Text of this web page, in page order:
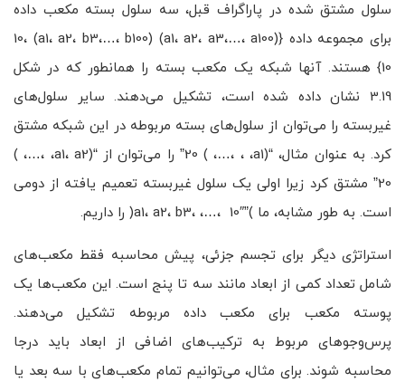
سلول مشتق شده در پاراگراف قبل، سه سلول بسته مکعب داده
برای مجموعه داده {(a1، a2، a3،…، a100) 10، (a1، a2، b3،…، b100)
10} هستند. آنها شبکه یک مکعب بسته را همانطور که در شکل
3.19 نشان داده شده است، تشکیل می‌دهند. سایر سلول‌های
غیربسته را می‌توان از سلول‌های بسته مربوطه در این شبکه مشتق
کرد. به عنوان مثال، “(a1، ، ،…، ) 20” را می‌توان از “(a1، a2، ،…، )
20” مشتق کرد زیرا اولی یک سلول غیربسته تعمیم یافته از دومی
است. به طور مشابه، ما )”a1، a2، b3، ،…، 10″( را داریم.
استراتژی دیگر برای تجسم جزئی، پیش محاسبه فقط مکعب‌های
شامل تعداد کمی از ابعاد مانند سه تا پنج است. این مکعب‌ها یک
پوسته مکعب برای مکعب داده مربوطه تشکیل می‌دهند.
پرس‌وجوهای مربوط به ترکیب‌های اضافی از ابعاد باید درجا
محاسبه شوند. برای مثال، می‌توانیم تمام مکعب‌های با سه بعد یا